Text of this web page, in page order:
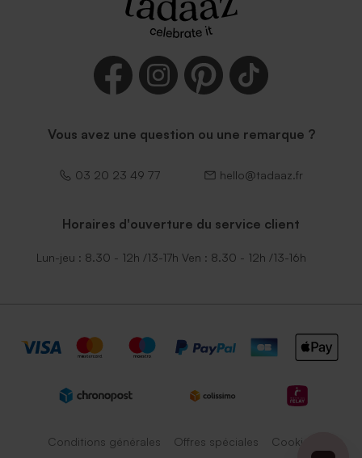
Vous avez une question ou une remarque ?
03 20 23 49 77 hello@tadaaz.fr
Horaires d'ouverture du service client
Lun-jeu : 8.30 - 12h /13-17h Ven : 8.30 - 12h /13-16h
Conditions générales Offres spéciales Cookies